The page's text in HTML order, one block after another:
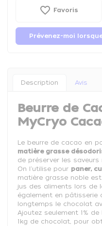
favorite_border Favoris
Prévenez-moi
Description Avis
Beurre de
MyCryo
Le beurre de cacao en
matière grasse
de préserver les
On l'utilise pour paner,
matière grasse noble
jus des aliments lors de
également en pâtisserie
longtemps le chocolat
Ajoutez seulement 1%
1kg de chocolat, pour